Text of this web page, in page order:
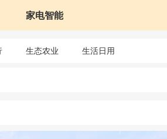
家电智能
生态农业 生活日用